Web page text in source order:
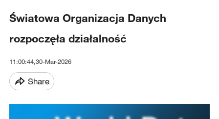
Światowa Organizacja Danych
rozpoczęła działalność
11:00:44,30-Mar-2026
Share